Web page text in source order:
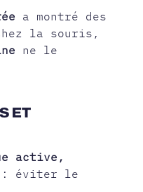
a montré des
la souris,
ne le
ET
active,
: éviter le